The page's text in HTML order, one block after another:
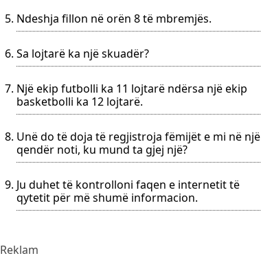
Ndeshja fillon në orën 8 të mbremjës.
Sa lojtarë ka një skuadër?
Një ekip futbolli ka 11 lojtarë ndërsa një ekip
basketbolli ka 12 lojtarë.
Unë do të doja të regjistroja fëmijët e mi në një
qendër noti, ku mund ta gjej një?
Ju duhet të kontrolloni faqen e internetit të
qytetit për më shumë informacion.
Reklam